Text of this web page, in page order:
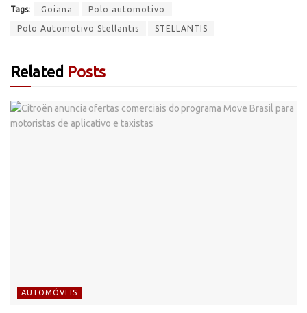
Tags: Goiana Polo automotivo
Polo Automotivo Stellantis STELLANTIS
Related Posts
AUTOMÓVEIS